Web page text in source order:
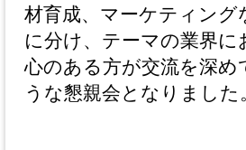
材育成、マーケティング
に分け、テーマの業界に
⼼のある⽅が交流を深め
うな懇親会となりました